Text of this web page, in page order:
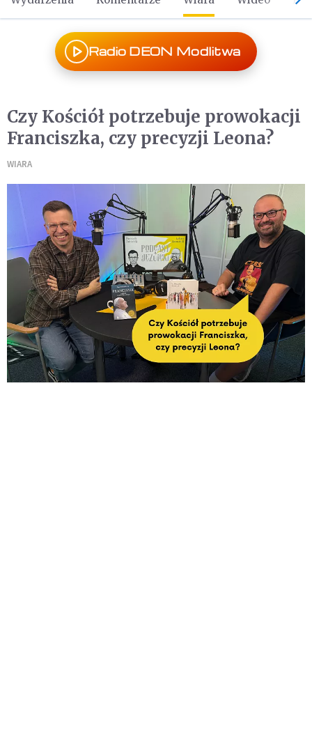
Radio DEON Modlitwa
Czy Kościół potrzebuje prowokacji
Franciszka, czy precyzji Leona?
WIARA